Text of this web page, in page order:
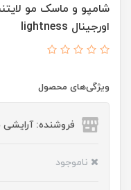
شامپو و ماسک مو
اورجینال lightness
ویژگی‌های محصول
فروشنده:
ناموجود